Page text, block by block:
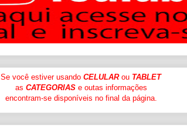
Se você estiver usando CELULARou TABLET
as CATEGORIASe outas informações
encontram-se disponíveis no final da página.